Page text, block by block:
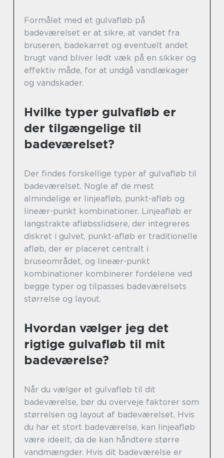
Formålet med et gulvafløb på
badeværelset er at sikre, at vandet fra
bruseren, badekarret og eventuelt andet
brugt vand bliver ledt væk på en sikker og
effektiv måde, for at undgå vandlækager
og vandskader.
Hvilke typer gulvafløb er
der tilgængelige til
badeværelset?
Der findes forskellige typer af gulvafløb til
badeværelset. Nogle af de mest
almindelige er linjeafløb, punkt-afløb og
lineær-punkt kombinationer. Linjeafløb er
langstrakte afløbsslidsere, der integreres
diskret i gulvet, punkt-afløb er traditionelle
afløb, der er placeret centralt i
bruseområdet, og lineær-punkt
kombinationer kombinerer fordelene ved
begge typer og tilpasses badeværelsets
størrelse og layout.
Hvordan vælger jeg det
rigtige gulvafløb til mit
badeværelse?
Når du vælger et gulvafløb til dit
badeværelse, bør du overveje faktorer som
størrelsen og layout af badeværelset. Hvis
du har et stort badeværelse, kan linjeafløb
være ideelt, da de kan håndtere større
vandmængder. Hvis dit badeværelse er